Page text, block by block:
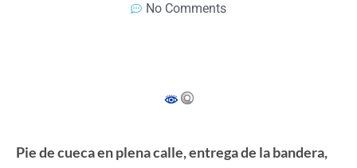
No Comments
Pie de cueca en plena calle, entrega de la bandera,